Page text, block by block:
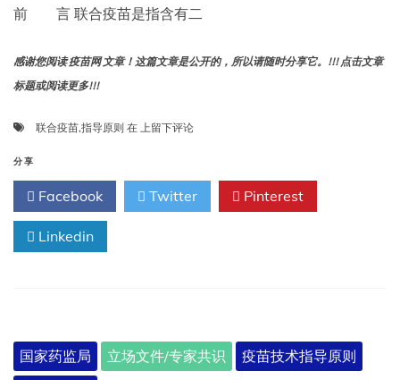
前 言 联合疫苗是指含有二
感谢您阅读 疫苗网 文章！这篇文章是公开的，所以请随时分享它。!!! 点击文章
标题或阅读更多!!!
联合疫苗,指导原则 在 联
苗
临
床
技
术
上留下评论
分享
Facebook Twitter Pinterest
Linkedin
国家药监局 立场文件/专家共识
疫苗技术指导原则